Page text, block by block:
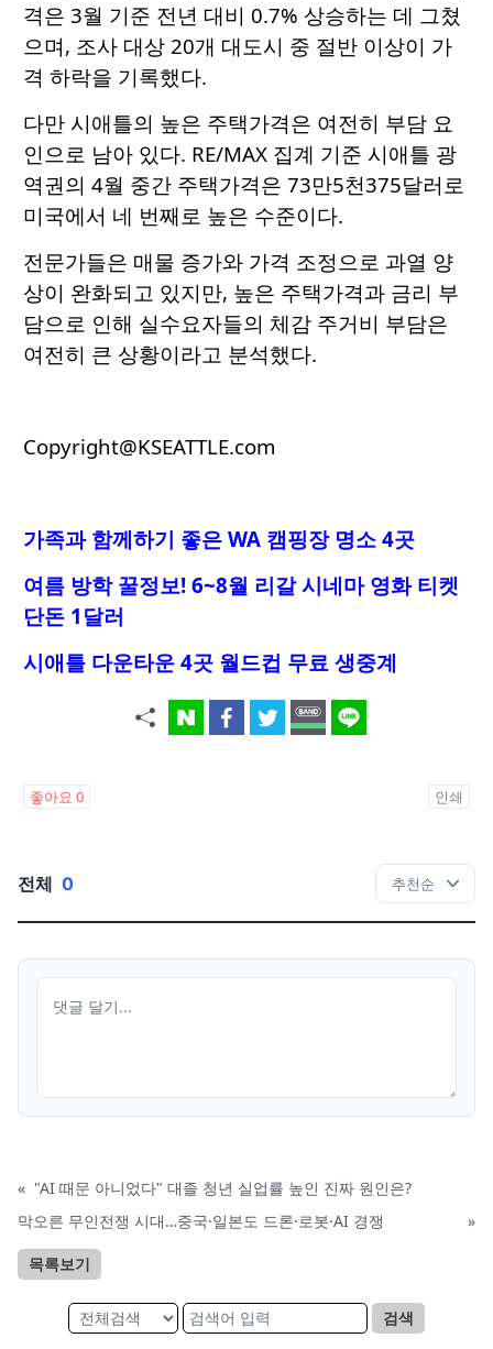
격은 3월 기준 전년 대비 0.7% 상승하는 데 그쳤
으며, 조사 대상 20개 대도시 중 절반 이상이 가
격 하락을 기록했다.
다만 시애틀의 높은 주택가격은 여전히 부담 요
인으로 남아 있다. RE/MAX 집계 기준 시애틀 광
역권의 4월 중간 주택가격은 73만5천375달러로
미국에서 네 번째로 높은 수준이다.
전문가들은 매물 증가와 가격 조정으로 과열 양
상이 완화되고 있지만, 높은 주택가격과 금리 부
담으로 인해 실수요자들의 체감 주거비 부담은
여전히 큰 상황이라고 분석했다.
Copyright@KSEATTLE.com
가족과 함께하기 좋은 WA 캠핑장 명소 4곳
여름 방학 꿀정보! 6~8월 리갈 시네마 영화 티켓
단돈 1달러
시애틀 다운타운 4곳 월드컵 무료 생중계
좋아요 0 인쇄
전체 0
« "AI 때문 아니었다" 대졸 청년 실업률 높인 진짜 원인은?
막오른 무인전쟁 시대…중국·일본도 드론·로봇·AI 경쟁
»
목록보기
검색